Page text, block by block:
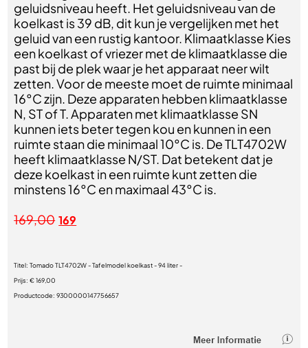
geluidsniveau heeft. Het geluidsniveau van de
koelkast is 39 dB, dit kun je vergelijken met het
geluid van een rustig kantoor. Klimaatklasse Kies
een koelkast of vriezer met de klimaatklasse die
past bij de plek waar je het apparaat neer wilt
zetten. Voor de meeste moet de ruimte minimaal
16°C zijn. Deze apparaten hebben klimaatklasse
N, ST of T. Apparaten met klimaatklasse SN
kunnen iets beter tegen kou en kunnen in een
ruimte staan die minimaal 10°C is. De TLT4702W
heeft klimaatklasse N/ST. Dat betekent dat je
deze koelkast in een ruimte kunt zetten die
minstens 16°C en maximaal 43°C is.
169,00 169
Titel:Tomado TLT4702W - Tafelmodel koelkast - 94 liter -
Prijs:€ 169,00
Productcode:9300000147756657